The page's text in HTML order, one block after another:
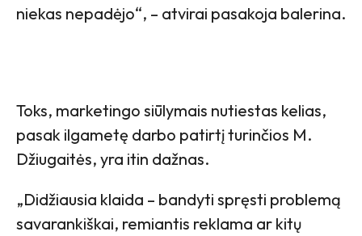
niekas nepadėjo“, – atvirai pasakoja balerina.
Toks, marketingo siūlymais nutiestas kelias,
pasak ilgametę darbo patirtį turinčios M.
Džiugaitės, yra itin dažnas.
„Didžiausia klaida – bandyti spręsti problemą
savarankiškai, remiantis reklama ar kitų